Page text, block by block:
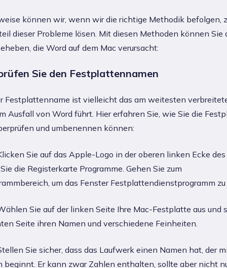
können wir, wenn wir die richtige Methodik befolgen,
dieser Probleme lösen. Mit diesen Methoden können Sie
die Word auf dem Mac verursacht:
Sie den Festplattennamen
Festplattenname ist vielleicht das am weitesten
Ausfall von Word führt. Hier erfahren Sie, wie Sie die
und umbenennen können:
Sie auf das Apple-Logo in der oberen linken Ecke
die Registerkarte Programme. Gehen Sie zum
um das Fenster Festplattendienstprogramm
Sie auf der linken Seite Ihre Mac-Festplatte aus und
Seite ihren Namen und verschiedene Feinheiten.
Sie sicher, dass das Laufwerk einen Namen hat, der
beginnt. Er kann zwar Zahlen enthalten, sollte aber nicht